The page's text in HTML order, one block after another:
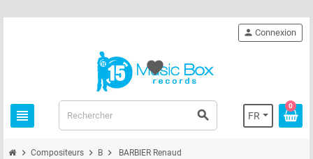
view_headline search FR
person Connexion
0
favorite
chevron_right Compositeurs chevron_right B chevron_right BARBIER Renaud